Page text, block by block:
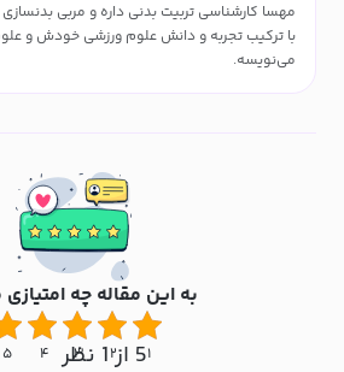
مهسا کارشناسی تربیت بدنی داره و مربی
با ترکیب تجربه و دانش علوم ورزشی خودش و
می‌نویسه.
به این مقاله چه
5 از 1 نظر۱ ۲ ۳ ۴ ۵